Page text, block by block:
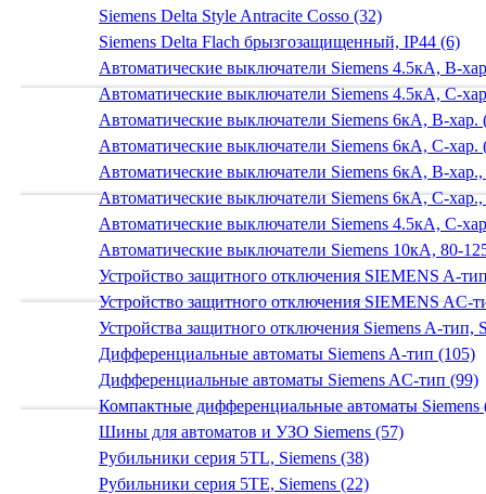
Siemens Delta Style Antracite Cosso (32)
Siemens Delta Flach брызгозащищенный, IP44 (6)
Автоматические выключатели Siemens 4.5кА, B-
Автоматические выключатели Siemens 4.5кА, C-
Автоматические выключатели Siemens 6кА, B-хар.
Автоматические выключатели Siemens 6кА, С-хар.
Автоматические выключатели Siemens 6кА, B-
Автоматические выключатели Siemens 6кА, C-
Автоматические выключатели Siemens 4.5кА, C-
Автоматические выключатели Siemens 10кА, 80-
Устройство защитного отключения SIEMENS A-
Устройство защитного отключения SIEMENS AС-
Устройства защитного отключения Siemens A-тип,
Дифференциальные автоматы Siemens A-тип (105)
Дифференциальные автоматы Siemens AС-тип (99)
Компактные дифференциальные автоматы Siemens
Шины для автоматов и УЗО Siemens (57)
Рубильники серия 5TL, Siemens (38)
Рубильники серия 5TE, Siemens (22)